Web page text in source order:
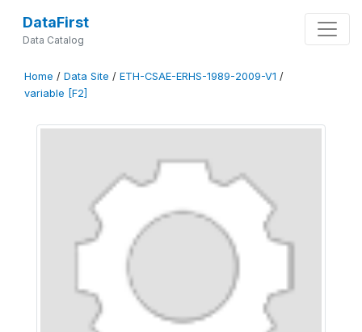
DataFirst
Data Catalog
Home / Data Site / ETH-CSAE-ERHS-1989-2009-V1 /
variable [F2]